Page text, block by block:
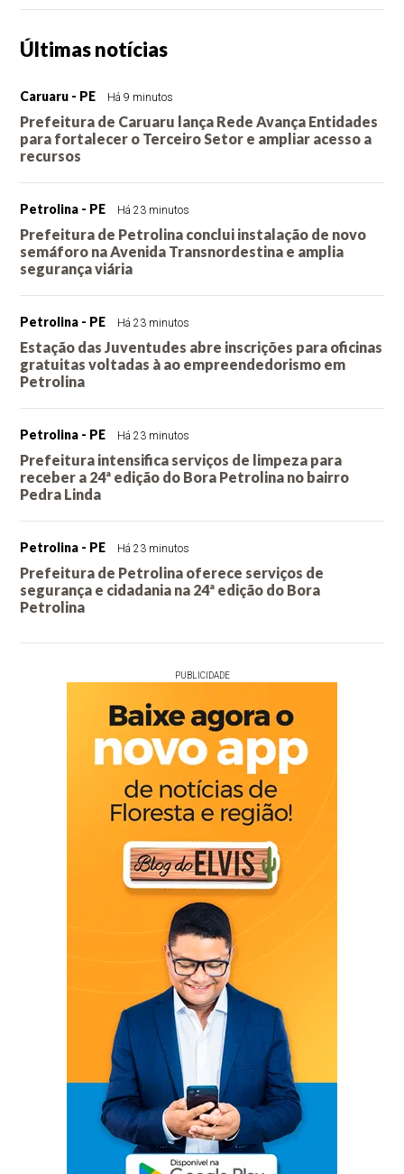
Últimas notícias
Caruaru - PE Há 9 minutos
Prefeitura de Caruaru lança Rede Avança Entidades
para fortalecer o Terceiro Setor e ampliar acesso a
recursos
Petrolina - PE Há 23 minutos
Prefeitura de Petrolina conclui instalação de novo
semáforo na Avenida Transnordestina e amplia
segurança viária
Petrolina - PE Há 23 minutos
Estação das Juventudes abre inscrições para oficinas
gratuitas voltadas à ao empreendedorismo em
Petrolina
Petrolina - PE Há 23 minutos
Prefeitura intensifica serviços de limpeza para
receber a 24ª edição do Bora Petrolina no bairro
Pedra Linda
Petrolina - PE Há 23 minutos
Prefeitura de Petrolina oferece serviços de
segurança e cidadania na 24ª edição do Bora
Petrolina
PUBLICIDADE